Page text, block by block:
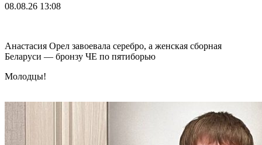
08.08.26 13:08
Анастасия Орел завоевала серебро, а женская сборная
Беларуси — бронзу ЧЕ по пятиборью
Молодцы!